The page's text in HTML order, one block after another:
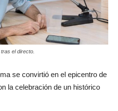
el directo.
se convirtió en el epicentro de
la celebración de un histórico